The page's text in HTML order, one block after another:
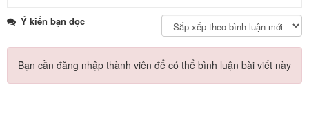
Ý kiến bạn đọc
Bạn cần đăng nhập thành viên để có thể bình luận bài viết này